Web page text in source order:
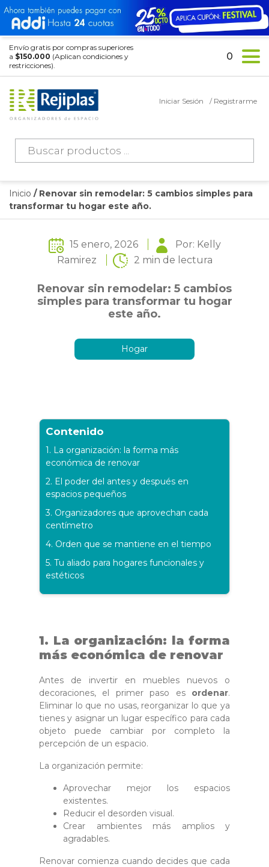
Envío gratis por compras superiores
a $150.000 (Aplican condiciones y
restricciones).
Búsqueda
productos
Iniciar Sesión / Registrarme
0
Inicio / Renovar sin remodelar: 5 cambios simples para
transformar tu hogar este año.
15 enero, 2026
Por: Kelly
Ramirez
2 min de lectura
Renovar sin remodelar: 5 cambios
simples para transformar tu hogar
este año.
Hogar
Contenido
1. La organización: la forma más
económica de renovar
2. El poder del antes y después en
espacios pequeños
3. Organizadores que aprovechan cada
centímetro
4. Orden que se mantiene en el tiempo
5. Tu aliado para hogares funcionales y
estéticos
1. La organización: la forma
más económica de renovar
Antes de invertir en muebles nuevos o
decoraciones, el primer paso es ordenar.
Eliminar lo que no usas, reorganizar lo que ya
tienes y asignar un lugar específico para cada
objeto puede cambiar por completo la
percepción de un espacio.
La organización permite:
Aprovechar mejor los espacios
existentes.
Reducir el desorden visual.
Crear ambientes más amplios y
agradables.
Renovar comienza cuando decides que cada